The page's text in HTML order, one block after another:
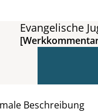
Evangelische
Beschreibung